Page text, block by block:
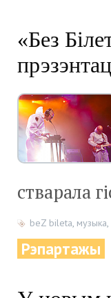
«Без
стварала
beZ bileta, музыка,
Рэпартажы